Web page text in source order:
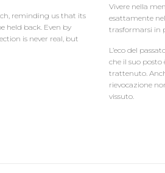
reminding us that its
held back. Even by
is never real, but
Vivere nella
esattamente
trasformarsi in
L’eco del
che il suo posto
trattenuto.
rievocazione
vissuto.